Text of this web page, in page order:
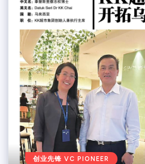
创业先锋 VC PIONEER